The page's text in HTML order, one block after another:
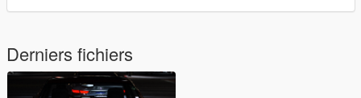
Derniers fichiers